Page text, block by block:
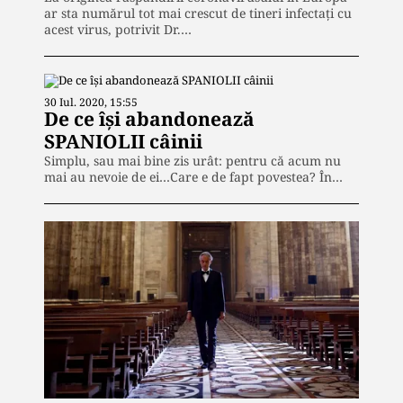
ar sta numărul tot mai crescut de tineri infectați cu
acest virus, potrivit Dr.…
30 Iul. 2020, 15:55
De ce își abandonează
SPANIOLII câinii
Simplu, sau mai bine zis urât: pentru că acum nu
mai au nevoie de ei…Care e de fapt povestea? În…